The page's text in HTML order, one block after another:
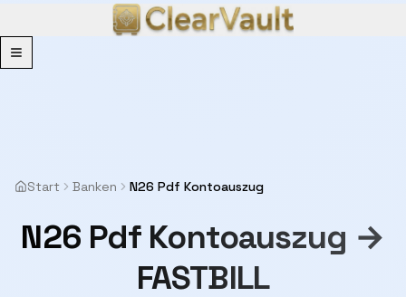
Menu
Start Banken N26 Pdf Kontoauszug
N26 Pdf Kontoauszug →
FASTBILL